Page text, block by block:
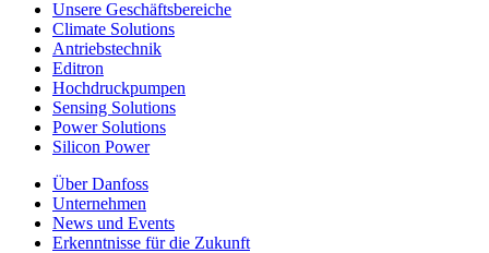
Unsere Geschäftsbereiche
Climate Solutions
Antriebstechnik
Editron
Hochdruckpumpen
Sensing Solutions
Power Solutions
Silicon Power
Über Danfoss
Unternehmen
News und Events
Erkenntnisse für die Zukunft